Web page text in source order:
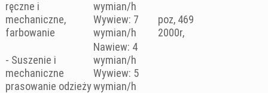
ręczne i
mechaniczne,
farbowanie
wymian/h
Wywiew: 7
wymian/h
poz, 469
2000r,
- Suszenie i
mechaniczne
prasowanie odzieży
Nawiew: 4
wymian/h
Wywiew: 5
wymian/h